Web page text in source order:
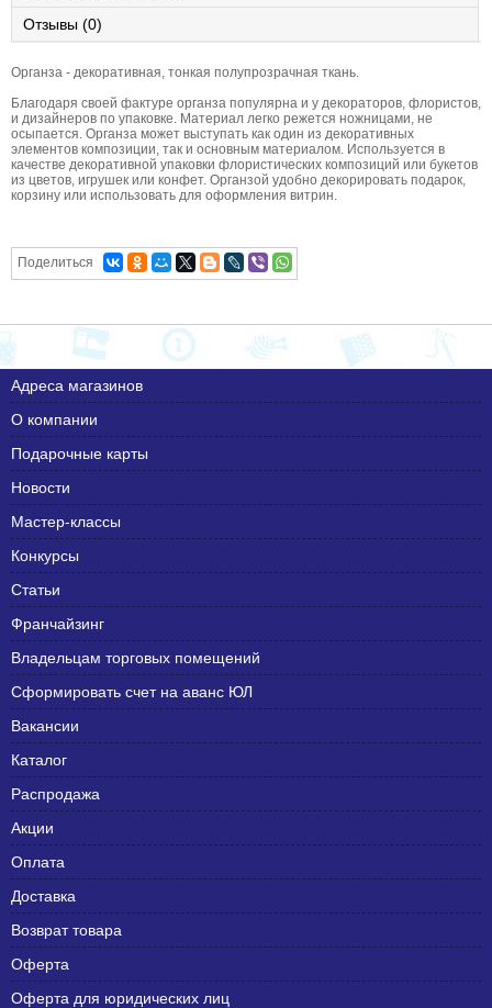
Отзывы (0)
Органза - декоративная, тонкая полупрозрачная ткань.
Благодаря своей фактуре органза популярна и у декораторов, флористов,
и дизайнеров по упаковке. Материал легко режется ножницами, не
осыпается. Органза может выступать как один из декоративных
элементов композиции, так и основным материалом. Используется в
качестве декоративной упаковки флористических композиций или букетов
из цветов, игрушек или конфет. Органзой удобно декорировать подарок,
корзину или использовать для оформления витрин.
Поделиться
Адреса магазинов
О компании
Подарочные карты
Новости
Мастер-классы
Конкурсы
Статьи
Франчайзинг
Владельцам торговых помещений
Сформировать счет на аванс ЮЛ
Вакансии
Каталог
Распродажа
Акции
Оплата
Доставка
Возврат товара
Оферта
Оферта для юридических лиц